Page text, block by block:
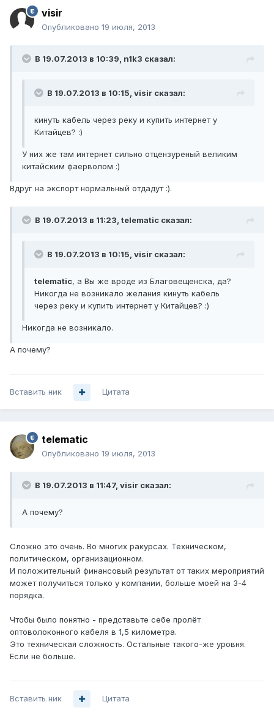
visir
Опубликовано 19 июля, 2013
В 19.07.2013 в 10:39, n1k3 сказал:
В 19.07.2013 в 10:15, visir сказал:
кинуть кабель через реку и купить интернет у
Китайцев? :)
У них же там интернет сильно отцензуреный великим
китайским фаерволом :)
Вдруг на экспорт нормальный отдадут :).
В 19.07.2013 в 11:23, telematic сказал:
В 19.07.2013 в 10:15, visir сказал:
telematic, а Вы же вроде из Благовещенска, да?
Никогда не возникало желания кинуть кабель
через реку и купить интернет у Китайцев? :)
Никогда не возникало.
А почему?
Вставить ник Цитата
telematic
Опубликовано 19 июля, 2013
В 19.07.2013 в 11:47, visir сказал:
А почему?
Сложно это очень. Во многих ракурсах. Техническом,
политическом, организационном.
И положительный финансовый результат от таких мероприятий
может получиться только у компании, больше моей на 3-4
порядка.
Чтобы было понятно - представьте себе пролёт
оптоволоконного кабеля в 1,5 километра.
Это техническая сложность. Остальные такого-же уровня.
Если не больше.
Вставить ник Цитата